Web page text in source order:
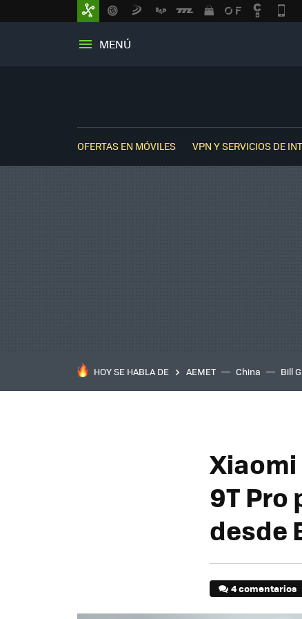
MENÚ
OFERTAS EN MÓVILES VPN Y SERVICIOS DE
HOY SE HABLA DE AEMET China Bill
Xiaomi
9T Pro
desde
4 comentarios